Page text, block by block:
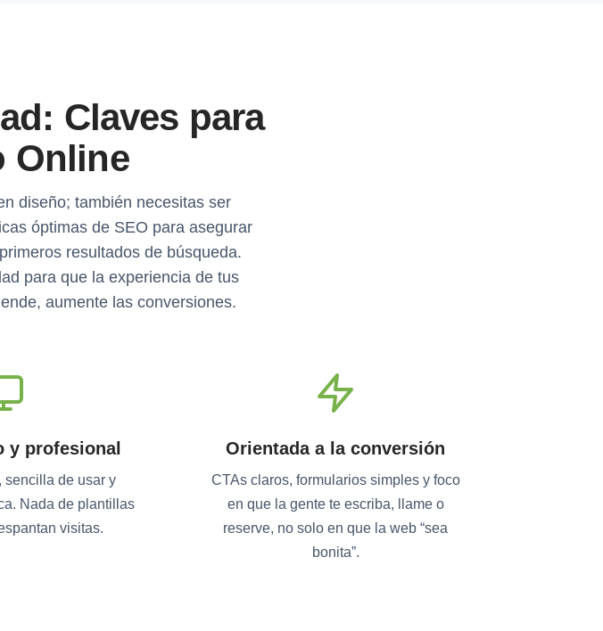
Claves para
Online
diseño; también necesitas ser
óptimas de SEO para asegurar
resultados de búsqueda.
para que la experiencia de tus
aumente las conversiones.
y profesional
sencilla de usar y
Nada de plantillas
visitas.
Orientada a la conversión
CTAs claros, formularios simples y foco
en que la gente te escriba, llame o
reserve, no solo en que la web “sea
bonita”.